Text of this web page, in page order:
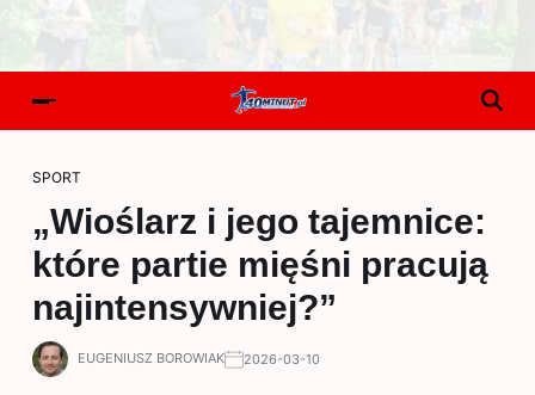
SPORT
„Wioślarz i jego tajemnice:
które partie mięśni pracują
najintensywniej?”
EUGENIUSZ BOROWIAK 2026-03-10